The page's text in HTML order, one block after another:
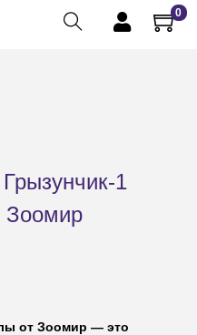
0
1
Зоомир
от Зоомир — это